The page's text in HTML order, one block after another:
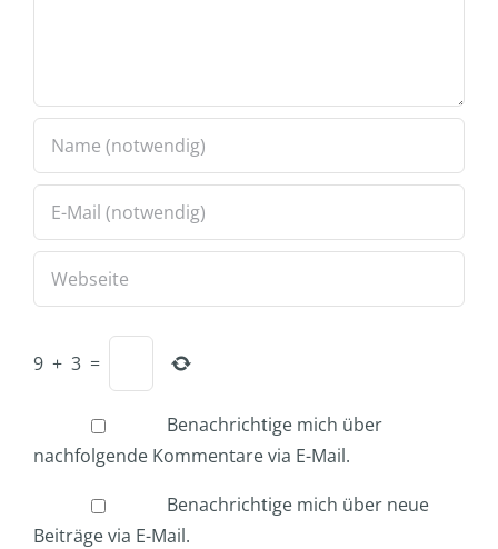
9 + 3 =
Benachrichtige mich über
nachfolgende Kommentare via E-Mail.
Benachrichtige mich über neue
Beiträge via E-Mail.